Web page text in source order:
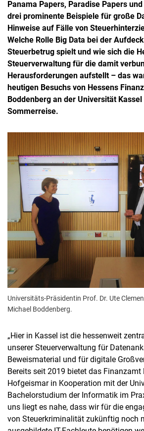
Panama Papers, Paradise Papers
drei prominente Beispiele für große
Hinweise auf Fälle von
Welche Rolle Big Data bei der
Steuerbetrug spielt und wie sich die
Steuerverwaltung für die damit
Herausforderungen aufstellt – das
heutigen Besuchs von Hessens
Boddenberg an der Universität
Sommerreise.
Universitäts-Präsidentin Prof. Dr. Ute
Michael Boddenberg.
„Hier in Kassel ist die hessenweit
unserer Steuerverwaltung für
Beweismaterial und für digitale
Bereits seit 2019 bietet das Finanzamt
Hofgeismar in Kooperation mit der
Bachelorstudium der Informatik im
uns liegt es nahe, dass wir für die
von Steuerkriminalität zukünftig noch